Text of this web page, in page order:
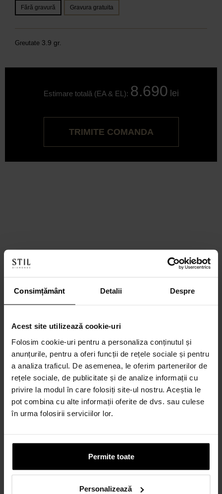
Consimțământ Detalii Despre
Acest site utilizează cookie-uri
Folosim cookie-uri pentru a personaliza conținutul și
anunțurile, pentru a oferi funcții de rețele sociale și pentru
a analiza traficul. De asemenea, le oferim partenerilor de
rețele sociale, de publicitate și de analize informații cu
privire la modul în care folosiți site-ul nostru. Aceștia le
pot combina cu alte informații oferite de dvs. sau culese
în urma folosirii serviciilor lor.
Permite toate
Personalizează
Fără gravură Gravura gratuita
Greutate 3.9 gr.
Estimare totală (EA & EL): 8.690 lei
TRIMITE COMANDA